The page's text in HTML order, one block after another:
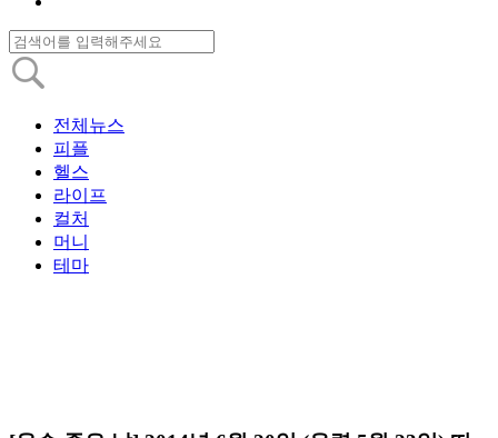
전체뉴스
피플
헬스
라이프
컬처
머니
테마